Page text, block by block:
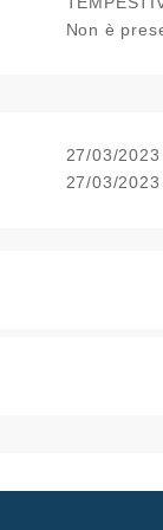
Non è
27/03/2023
27/03/2023